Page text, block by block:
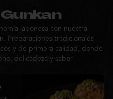
japonesa con nuestra
Preparaciones tradicionales
y de primera calidad, donde
delicadeza y sabor